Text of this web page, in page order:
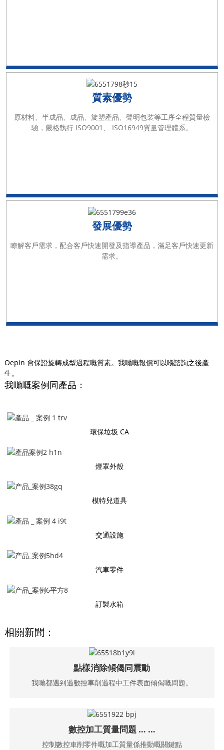
質素優勢
原材料、半成品、成品、旋塑產品、聲明包裝等工序全程質量檢
驗，嚴格執行 ISO9001、 ISO16949質量管理體系。
發展優勢
瞭解客戶需求，配合客戶快速開發及指導產品，滿足客戶快速更新
需求。
Oepin 會保證旋轉成型過程嘅質素。我哋嘅報價可以喺諮詢之後產
生。
我哋嘅案例同產品：
環保垃圾 CA
燈罩外殼
模特兒道具
交通設施
汽車零件
訂製水箱
相關新聞：
點樣消除傾偈同震動
我哋都遇到過數控車削過程中工件表面傾偈嘅問題。
數控加工質量問題 … …
控制數控車削零件嘅加工質量係推動嘅關鍵點